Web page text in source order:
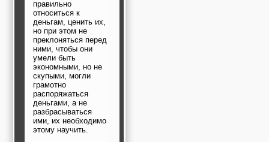
правильно
относиться к
деньгам, ценить их,
но при этом не
преклоняться перед
ними, чтобы они
умели быть
экономными, но не
скупыми, могли
грамотно
распоряжаться
деньгами, а не
разбрасываться
ими, их необходимо
этому научить.